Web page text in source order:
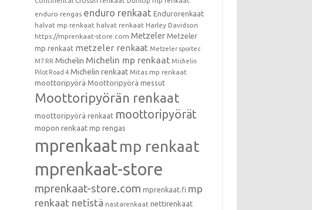
enduro rengas enduro renkaat Endurorenkaat
halvat mp renkaat halvat renkaat Harley Davidson
https://mprenkaat-store.com Metzeler Metzeler
mp renkaat metzeler renkaat Metzeler sportec
M7 RR Michelin Michelin mp renkaat Michelin
Pilot Road 4 Michelin renkaat Mitas mp renkaat
moottoripyörä Moottoripyörä messut
Moottoripyörän renkaat
moottoripyörä renkaat moottoripyörät
mopon renkaat mp rengas
mprenkaat mp renkaat
mprenkaat-store
mprenkaat-store.com mprenkaat.fi mp
renkaat netistä nastarenkaat nettirenkaat